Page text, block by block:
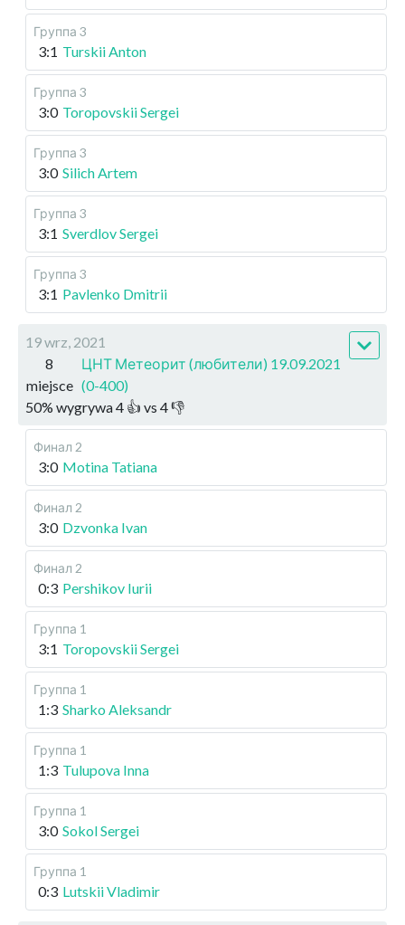
Группа 3
3:1 Turskii Anton
Группа 3
3:0 Toropovskii Sergei
Группа 3
3:0 Silich Artem
Группа 3
3:1 Sverdlov Sergei
Группа 3
3:1 Pavlenko Dmitrii
19 wrz, 2021
8
miejsce
ЦНТ Метеорит (любители) 19.09.2021
(0-400)
50% wygrywa4 👍 vs 4👎
Финал 2
3:0 Motina Tatiana
Финал 2
3:0 Dzvonka Ivan
Финал 2
0:3 Pershikov Iurii
Группа 1
3:1 Toropovskii Sergei
Группа 1
1:3 Sharko Aleksandr
Группа 1
1:3 Tulupova Inna
Группа 1
3:0 Sokol Sergei
Группа 1
0:3 Lutskii Vladimir